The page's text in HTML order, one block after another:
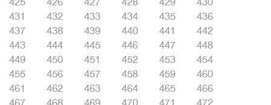
431
432 433 434 435
436
437
438 439 440 441
442
443
444 445 446 447
448
449
450 451 452 453
454
455
456 457 458 459
460
461
462 463 464 465
466